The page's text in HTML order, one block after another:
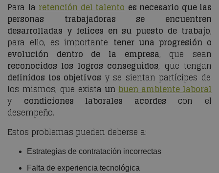
Para la retención del talento es necesario que las
personas trabajadoras se encuentren
desarrolladas y felices en su puesto de trabajo,
para ello, es importante tener una progresión o
evolución dentro de la empresa, que sean
reconocidos los logros conseguidos, que tengan
definidos los objetivos y se sientan partícipes de
los mismos, que exista unbuen ambiente laboral
y condiciones laborales acordes con el
desempeño.
Estos problemas pueden deberse a:
Estrategias de contratación incorrectas
Falta de experiencia tecnológica